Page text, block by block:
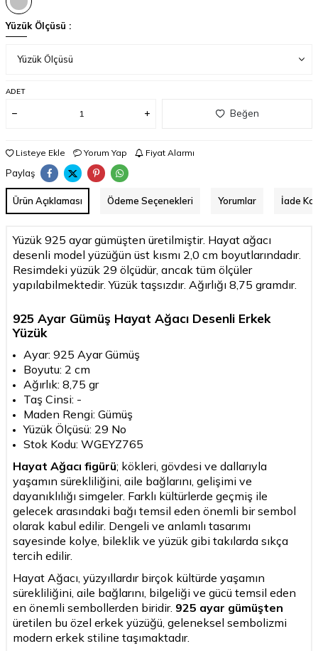
Yüzük Ölçüsü :
ADET
Beğen
Listeye Ekle Yorum Yap Fiyat Alarmı
Paylaş
Ürün Açıklaması Ödeme Seçenekleri Yorumlar İade
Yüzük 925 ayar gümüşten üretilmiştir. Hayat ağacı
desenli model yüzüğün üst kısmı 2,0 cm boyutlarındadır.
Resimdeki yüzük 29 ölçüdür, ancak tüm ölçüler
yapılabilmektedir. Yüzük taşsızdır. Ağırlığı 8,75 gramdır.
925 Ayar Gümüş Hayat Ağacı Desenli Erkek
Yüzük
Ayar: 925 Ayar Gümüş
Boyutu: 2 cm
Ağırlık: 8,75 gr
Taş Cinsi: -
Maden Rengi: Gümüş
Yüzük Ölçüsü: 29 No
Stok Kodu: WGEYZ765
Hayat Ağacı figürü; kökleri, gövdesi ve dallarıyla
yaşamın sürekliliğini, aile bağlarını, gelişimi ve
dayanıklılığı simgeler. Farklı kültürlerde geçmiş ile
gelecek arasındaki bağı temsil eden önemli bir sembol
olarak kabul edilir. Dengeli ve anlamlı tasarımı
sayesinde kolye, bileklik ve yüzük gibi takılarda sıkça
tercih edilir.
Hayat Ağacı, yüzyıllardır birçok kültürde yaşamın
sürekliliğini, aile bağlarını, bilgeliği ve gücü temsil eden
en önemli sembollerden biridir. 925 ayar gümüşten
üretilen bu özel erkek yüzüğü, geleneksel sembolizmi
modern erkek stiline taşımaktadır.